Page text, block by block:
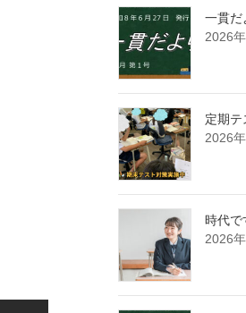
一貫だ
2026
定期テ
2026
時代で
2026